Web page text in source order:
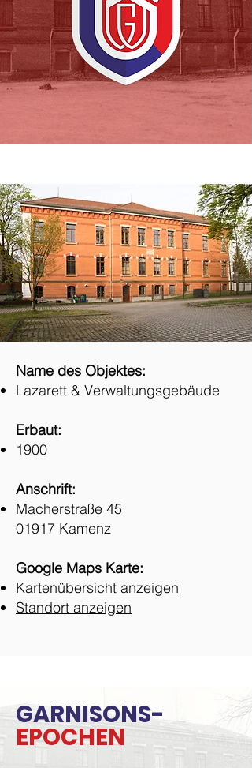
Name des Objektes:
Lazarett & Verwaltungsgebäude
Erbaut:
1900
Anschrift:
Macherstraße 45
01917 Kamenz​
Google Maps Karte:
Kartenübersicht anzeigen
Standort anzeigen
GARNISONS-
EPOCHEN